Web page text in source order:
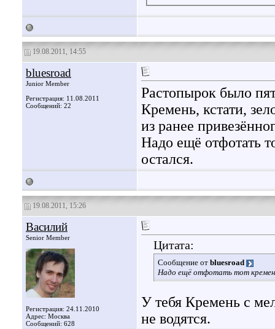
19.08.2011, 14:55
bluesroad
Junior Member
Регистрация: 11.08.2011
Сообщений: 22
Растопырок было
Кремень, кстати,
из ранее
Надо ещё отфотать
остался.
19.08.2011, 15:26
Василий
Senior Member
Регистрация: 24.11.2010
Адрес: Москва
Сообщений: 628
Цитата:
Сообщение от bluesroad
Надо ещё отфотать тот
У тебя Кремень с
не водятся.